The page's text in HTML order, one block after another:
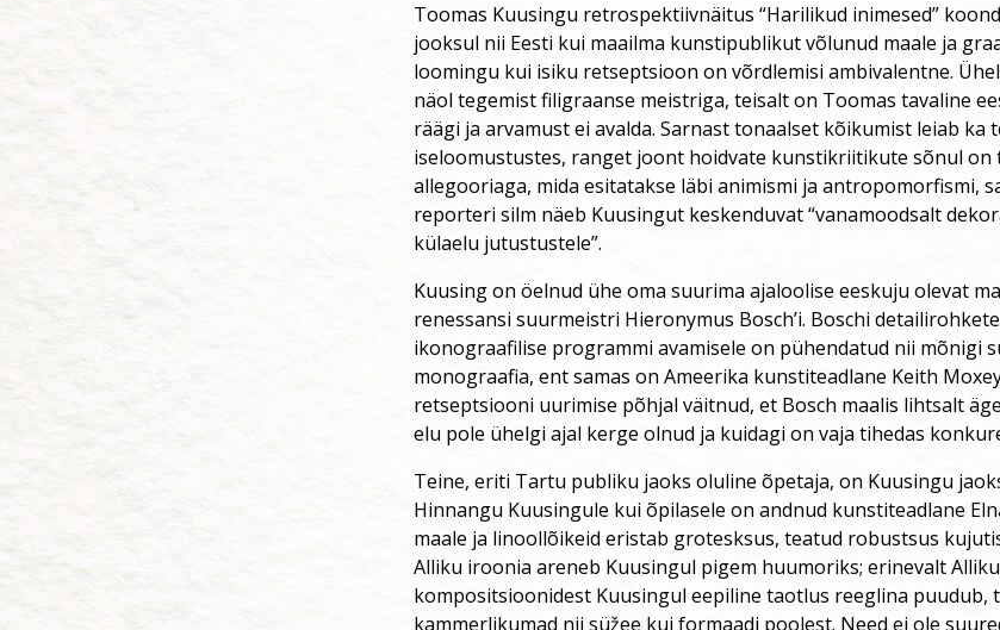
Toomas Kuusingu retrospektiivnäitus “Harilikud inimesed”
jooksul nii Eesti kui maailma kunstipublikut võlunud maale ja
loomingu kui isiku retseptsioon on võrdlemisi ambivalentne.
näol tegemist filigraanse meistriga, teisalt on Toomas tavaline
räägi ja arvamust ei avalda. Sarnast tonaalset kõikumist leiab ka
iseloomustustes, ranget joont hoidvate kunstikriitikute sõnul on
allegooriaga, mida esitatakse läbi animismi ja antropomorfismi,
reporteri silm näeb Kuusingut keskenduvat “vanamoodsalt
külaelu jutustustele”.
Kuusing on öelnud ühe oma suurima ajaloolise eeskuju olevat
renessansi suurmeistri Hieronymus Bosch’i. Boschi
ikonograafilise programmi avamisele on pühendatud nii mõnigi
monograafia, ent samas on Ameerika kunstiteadlane Keith
retseptsiooni uurimise põhjal väitnud, et Bosch maalis lihtsalt
elu pole ühelgi ajal kerge olnud ja kuidagi on vaja tihedas
Teine, eriti Tartu publiku jaoks oluline õpetaja, on Kuusingu
Hinnangu Kuusingule kui õpilasele on andnud kunstiteadlane
maale ja linoollõikeid eristab grotesksus, teatud robustsus
Alliku iroonia areneb Kuusingul pigem huumoriks; erinevalt
kompositsioonidest Kuusingul eepiline taotlus reeglina puudub,
kammerlikumad nii süžee kui formaadi poolest. Need ei ole